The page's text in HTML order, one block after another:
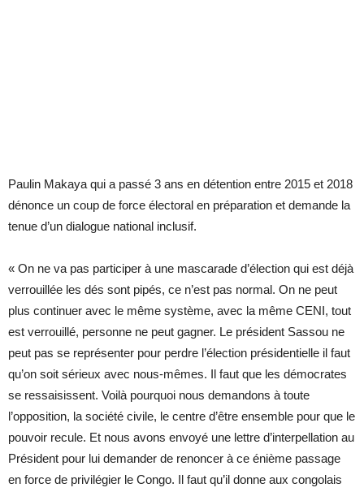
Paulin Makaya qui a passé 3 ans en détention entre 2015 et 2018
dénonce un coup de force électoral en préparation et demande la
tenue d’un dialogue national inclusif.
« On ne va pas participer à une mascarade d’élection qui est déjà
verrouillée les dés sont pipés, ce n’est pas normal. On ne peut
plus continuer avec le même système, avec la même CENI, tout
est verrouillé, personne ne peut gagner. Le président Sassou ne
peut pas se représenter pour perdre l’élection présidentielle il faut
qu’on soit sérieux avec nous-mêmes. Il faut que les démocrates
se ressaisissent. Voilà pourquoi nous demandons à toute
l’opposition, la société civile, le centre d’être ensemble pour que le
pouvoir recule. Et nous avons envoyé une lettre d’interpellation au
Président pour lui demander de renoncer à ce énième passage
en force de privilégier le Congo. Il faut qu’il donne aux congolais